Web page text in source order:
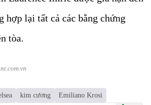
hợp lại tất cả các bằng chứng
tòa.
kim cương Emiliano Krosi